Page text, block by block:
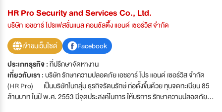
HR Pro Security and Services Co., Ltd.
บริษัท เอชอาร์ โปรเฟสชั่นแนล คอนซัลติ้ง แอนด์ เซอร์วิส จำกัด
เข้าชมเว็บไซต์
Facebook
ประเภทธุรกิจ :ที่ปรึกษาจัดหางาน
เกี่ยวกับเรา :บริษัท รักษาความปลอดภัย เอชอาร์ โปร แอนด์ เซอร์วิส จำกัด
(HR Pro) เป็นบริษัทในกลุ่ม ธุรกิจรัตนรักษ์ ก่อตั้งขึ้นด้วย ทุนจดทะเบียน 85
ล้านบาท ในปี พ.ศ. 2553 มีจุดประสงค์ในการ ให้บริการ รักษาความปลอดภัย